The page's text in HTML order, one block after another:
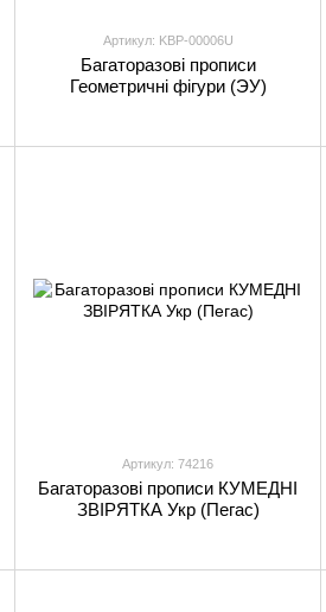
Артикул: KBP-00006U
Багаторазові прописи
Геометричні фігури (ЭУ)
Артикул: 74216
Багаторазові прописи КУМЕДНІ
ЗВІРЯТКА Укр (Пегас)